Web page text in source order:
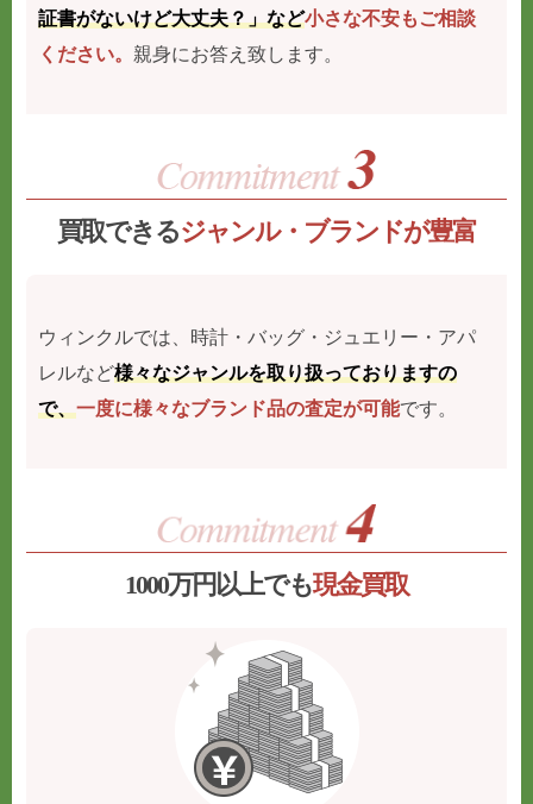
証書がないけど大丈夫？」など小さな不安もご相談
ください。 親身にお答え致します。
買取できるジャンル・ブランドが豊富
ウィンクルでは、時計・バッグ・ジュエリー・アパ
レルなど様々なジャンルを取り扱っておりますの
で、一度に様々なブランド品の査定が可能です。
1000万円以上でも現金買取